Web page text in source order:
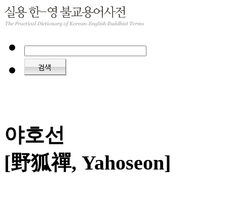
야호선
[野狐禪, Yahoseon]